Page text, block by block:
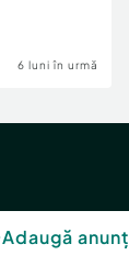
6 luni în urmă
Adaugă anunț